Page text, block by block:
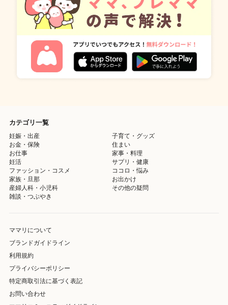
カテゴリ一覧
妊娠・出産
子育て・グッズ
お金・保険
住まい
お仕事
家事・料理
妊活
サプリ・健康
ファッション・コスメ
ココロ・悩み
家族・旦那
お出かけ
産婦人科・小児科
その他の疑問
雑談・つぶやき
ママリについて
ブランドガイドライン
利用規約
プライバシーポリシー
特定商取引法に基づく表記
お問い合わせ